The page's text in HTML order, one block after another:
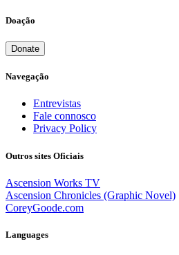
Doação
Donate
Navegação
Entrevistas
Fale connosco
Privacy Policy
Outros sites Oficiais
Ascension Works TV
Ascension Chronicles (Graphic Novel)
CoreyGoode.com
Languages